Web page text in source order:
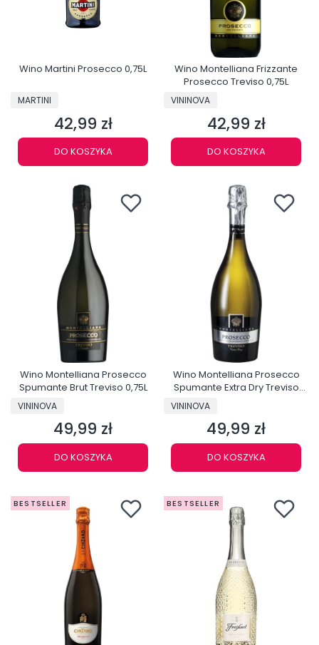
Wino Martini Prosecco 0,75L
PRODUCENT
MARTINI
Cena
42,99 zł
DO KOSZYKA
Wino Montelliana Frizzante
Prosecco Treviso 0,75L
PRODUCENT
VININOVA
Cena
42,99 zł
DO KOSZYKA
Wino Montelliana Prosecco
Spumante Brut Treviso 0,75L
PRODUCENT
VININOVA
Cena
49,99 zł
DO KOSZYKA
Wino Montelliana Prosecco
Spumante Extra Dry Treviso
PRODUCENT
VININOVA
Cena
49,99 zł
DO KOSZYKA
BESTSELLER BESTSELLER